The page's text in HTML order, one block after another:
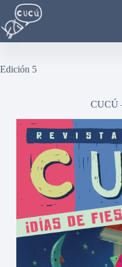
Saltar
contenido
Edición 5
CUCÚ